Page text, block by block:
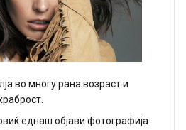
во многу рана возраст и
еднаш објави фотографија